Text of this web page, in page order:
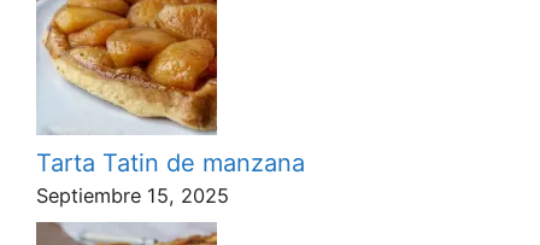
Tarta Tatin de manzana
Septiembre 15, 2025